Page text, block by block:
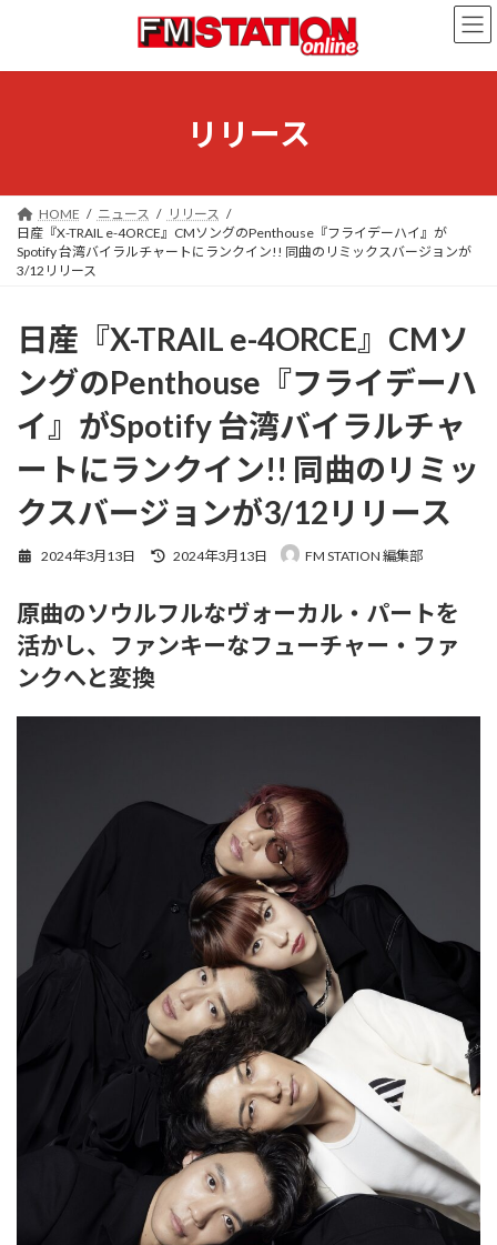
ン
ー
リリース
HOME ニュース
リリース
日産『X-TRAIL e-4ORCE』CMソングのPenthouse『フライデーハイ』が
Spotify 台湾バイラルチャートにランクイン!! 同曲のリミックスバージョンが
3/12リリース
日産『X-TRAIL e-4ORCE』CMソ
ングのPenthouse『フライデーハ
イ』がSpotify 台湾バイラルチャ
ートにランクイン!! 同曲のリミッ
クスバージョンが3/12リリース
2024年3月13日
最
新
時
2024年3月13日 FM STATION 編集部
原曲のソウルフルなヴォーカル・パートを
活かし、ファンキーなフューチャー・ファ
ンクへと変換